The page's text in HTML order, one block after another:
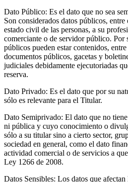
Dato Público: Es el dato que no sea
Son considerados datos públicos,
estado civil de las personas, a su
comerciante o de servidor público. Por
públicos pueden estar contenidos,
documentos públicos, gacetas y
judiciales debidamente ejecutoriadas
reserva.
Dato Privado: Es el dato que por su
sólo es relevante para el Titular.
Dato Semiprivado: El dato que no
ni pública y cuyo conocimiento o
sólo a su titular sino a cierto sector,
sociedad en general, como el dato
actividad comercial o de servicios a
Ley 1266 de 2008.
Datos Sensibles: Los datos que